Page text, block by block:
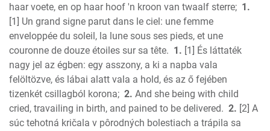
Job
Psalms
Proverbs
Ecclesiastes
S of Solomon
Isaiah
Jeremiah
Lamentations
haar voete, en op haar hoof 'n kroon van twaalf sterre; 1.
[1] Un grand signe parut dans le ciel: une femme
enveloppée du soleil, la lune sous ses pieds, et une
couronne de douze étoiles sur sa tête. 1. [1] És láttaték
nagy jel az égben: egy asszony, a ki a napba vala
felöltözve, és lábai alatt vala a hold, és az ő fejében
tizenkét csillagból korona; 2. And she being with child
cried, travailing in birth, and pained to be delivered. 2. [2] A
súc tehotná kričala v pôrodných bolestiach a trápila sa